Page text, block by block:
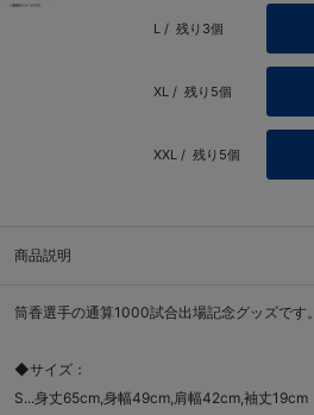
L / 残り3個
XL / 残り5個
XXL / 残り5個
商品説明
筒香選手の通算1000試合出場記念グッズです。
◆サイズ：
S...身丈65cm,身幅49cm,肩幅42cm,袖丈19cm